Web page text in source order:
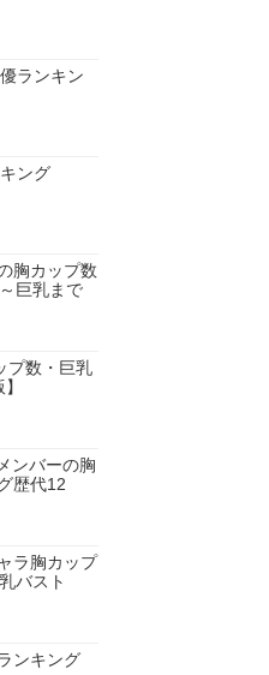
ランキン
ング
胸カップ数
巨乳まで
プ数・巨乳
ンバーの胸
歴代12
ラ胸カップ
バスト
ンキング